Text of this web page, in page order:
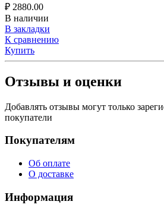
₽ 2880.00
В наличии
В закладки
К сравнению
Купить
Отзывы и оценки
Добавлять отзывы могут только
покупатели
Покупателям
Об оплате
О доставке
Информация